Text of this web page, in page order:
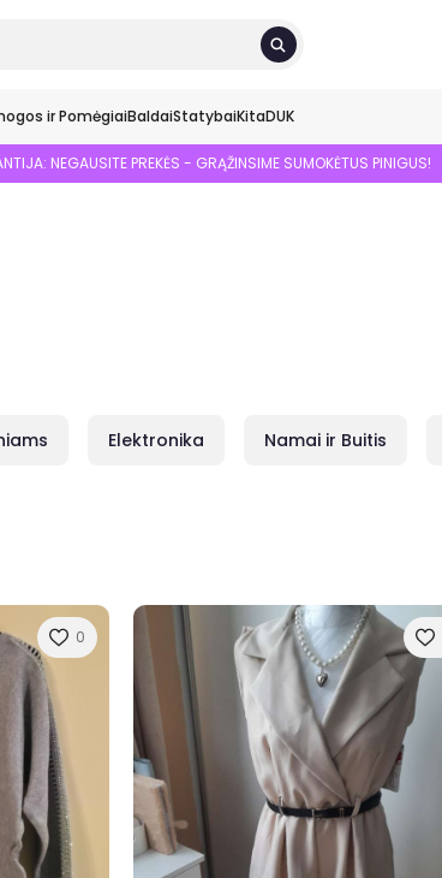
ir PomėgiaiBaldaiStatybaiKitaDUK
NEGAUSITE PREKĖS - GRĄŽINSIME SUMOKĖTUS PINIGUS!
Elektronika Namai ir Buitis
0